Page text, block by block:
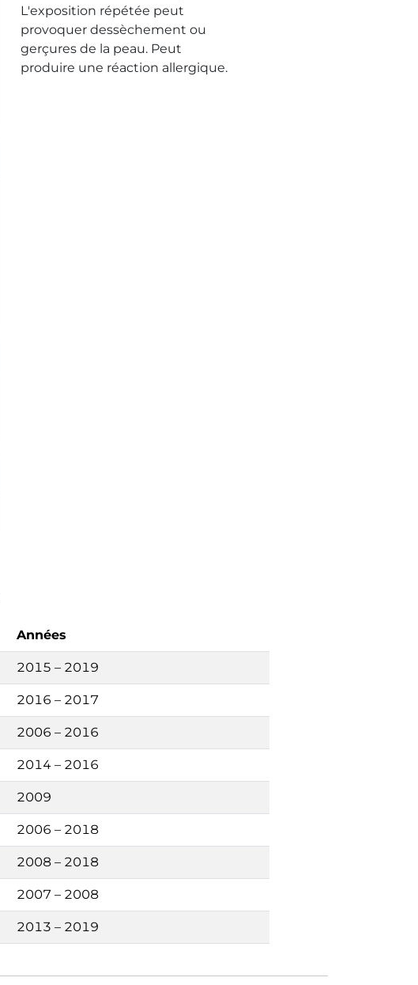
L'exposition répétée peut
provoquer dessèchement ou
gerçures de la peau. Peut
produire une réaction allergique.
Années
2015 – 2019
2016 – 2017
2006 – 2016
2014 – 2016
2009
2006 – 2018
2008 – 2018
2007 – 2008
2013 – 2019